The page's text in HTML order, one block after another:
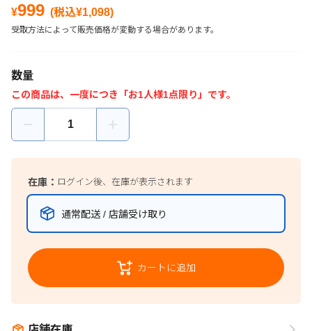
¥999 (税込¥1,098)
受取方法によって販売価格が変動する場合があります。
数量
この商品は、一度につき「お1人様1点限り」です。
在庫： ログイン後、在庫が表示されます
通常配送 / 店舗受け取り
カートに追加